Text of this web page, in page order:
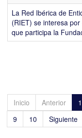
La Red Ibérica de
(RIET) se interesa
que participa la
Inicio Anterior 1
9
10 Siguiente